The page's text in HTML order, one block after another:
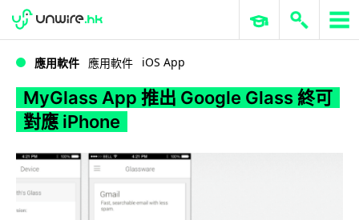
WWDC 2026 ERP 與商業 AI
應用軟件 應用軟件 iOS App
MyGlass App 推出 Google Glass 終可
對應 iPhone